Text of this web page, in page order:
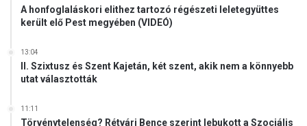
A honfoglaláskori elithez tartozó régészeti leletegyüttes
került elő Pest megyében (VIDEÓ)
13:04
II. Szixtusz és Szent Kajetán, két szent, akik nem a könnyebb
utat választották
11:11
Törvénytelenség? Rétvári Bence szerint lebukott a Szociális